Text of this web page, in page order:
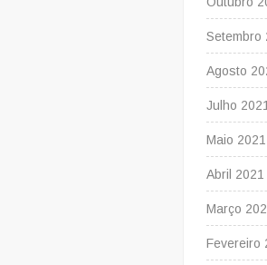
Setembro
Agosto
Julho 2021
Maio 2021
Abril 2021
Março
Fevereiro